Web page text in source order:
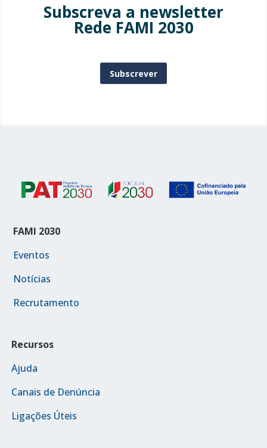
Subscreva a newsletter
Rede FAMI 2030
Subscrever
FAMI 2030
Eventos
Notícias
Recrutamento
Recursos
Ajuda
Canais de Denúncia
Ligações Úteis